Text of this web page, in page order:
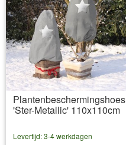
Plantenbeschermingshoes
'Ster-Metallic' 110x110cm
Levertijd: 3-4 werkdagen